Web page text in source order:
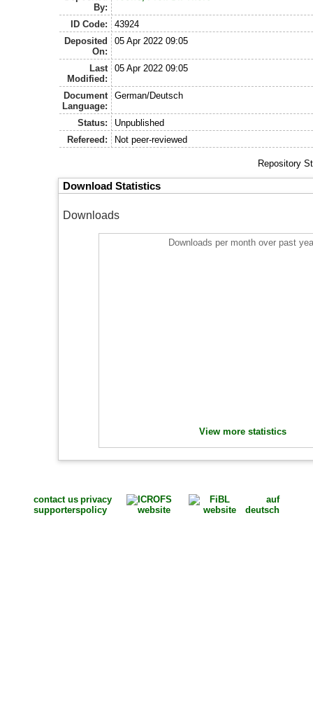
By:
ID Code:
43924
Deposited
On:
05 Apr 2022 09:05
Last
Modified:
05 Apr 2022 09:05
Document
Language:
German/Deutsch
Status:
Unpublished
Refereed:
Not peer-reviewed
Repository
Download Statistics
Downloads
Downloads per month over past
View more statistics
contact us
supporters
privacy
policy
auf
deutsch